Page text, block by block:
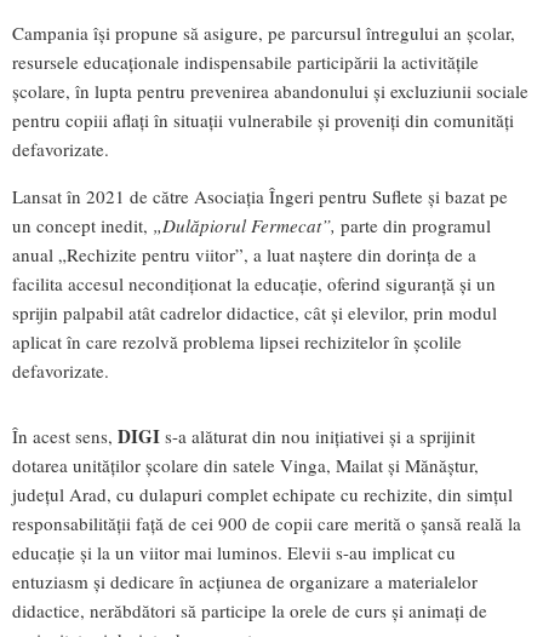
Campania își propune să asigure, pe parcursul întregului an școlar,
resursele educaționale indispensabile participării la activitățile
școlare, în lupta pentru prevenirea abandonului și excluziunii sociale
pentru copiii aflați în situații vulnerabile și proveniți din comunități
defavorizate.
Lansat în 2021 de către Asociația Îngeri pentru Suflete și bazat pe
un concept inedit, „Dulăpiorul Fermecat”, parte din programul
anual „Rechizite pentru viitor”, a luat naștere din dorința de a
facilita accesul necondiționat la educație, oferind siguranță și un
sprijin palpabil atât cadrelor didactice, cât și elevilor, prin modul
aplicat în care rezolvă problema lipsei rechizitelor în școlile
defavorizate.
În acest sens, DIGI s-a alăturat din nou inițiativei și a sprijinit
dotarea unităților școlare din satele Vinga, Mailat și Mănăștur,
județul Arad, cu dulapuri complet echipate cu rechizite, din simțul
responsabilității față de cei 900 de copii care merită o șansă reală la
educație și la un viitor mai luminos. Elevii s-au implicat cu
entuziasm și dedicare în acțiunea de organizare a materialelor
didactice, nerăbdători să participe la orele de curs și animați de